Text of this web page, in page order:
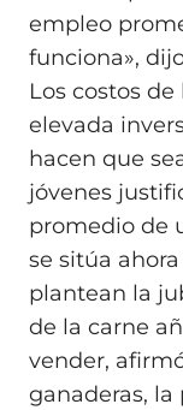
empleo
funciona»,
Los costos
elevada
hacen que
jóvenes
promedio de
se sitúa
plantean la
de la carne
vender,
ganaderas,